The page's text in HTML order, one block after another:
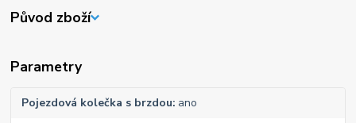
Původ zboží
Parametry
Pojezdová kolečka s brzdou ano